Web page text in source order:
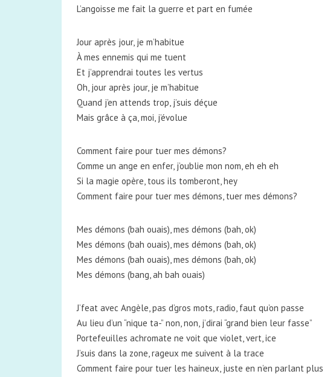
L’angoisse me fait la guerre et part en fumée
Jour après jour, je m’habitue
À mes ennemis qui me tuent
Et j’apprendrai toutes les vertus
Oh, jour après jour, je m’habitue
Quand j’en attends trop, j’suis déçue
Mais grâce à ça, moi, j’évolue
Comment faire pour tuer mes démons?
Comme un ange en enfer, j’oublie mon nom, eh eh eh
Si la magie opère, tous ils tomberont, hey
Comment faire pour tuer mes démons, tuer mes démons?
Mes démons (bah ouais), mes démons (bah, ok)
Mes démons (bah ouais), mes démons (bah, ok)
Mes démons (bah ouais), mes démons (bah, ok)
Mes démons (bang, ah bah ouais)
J’feat avec Angèle, pas d’gros mots, radio, faut qu’on passe
Au lieu d’un “nique ta-” non, non, j’dirai “grand bien leur fasse”
Portefeuilles achromate ne voit que violet, vert, ice
J’suis dans la zone, rageux me suivent à la trace
Comment faire pour tuer les haineux, juste en n’en parlant plus